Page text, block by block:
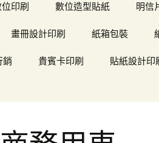
印刷 數位造型貼紙 明信
畫冊設計印刷 紙箱包裝
銷 貴賓卡印刷 貼紙設計印